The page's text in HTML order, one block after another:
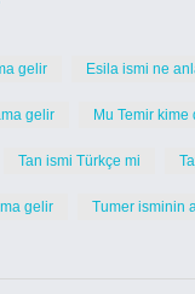
gelir Esila ismi ne
gelir Mu Temir kime
Tan ismi Türkçe mi
gelir Tumer isminin